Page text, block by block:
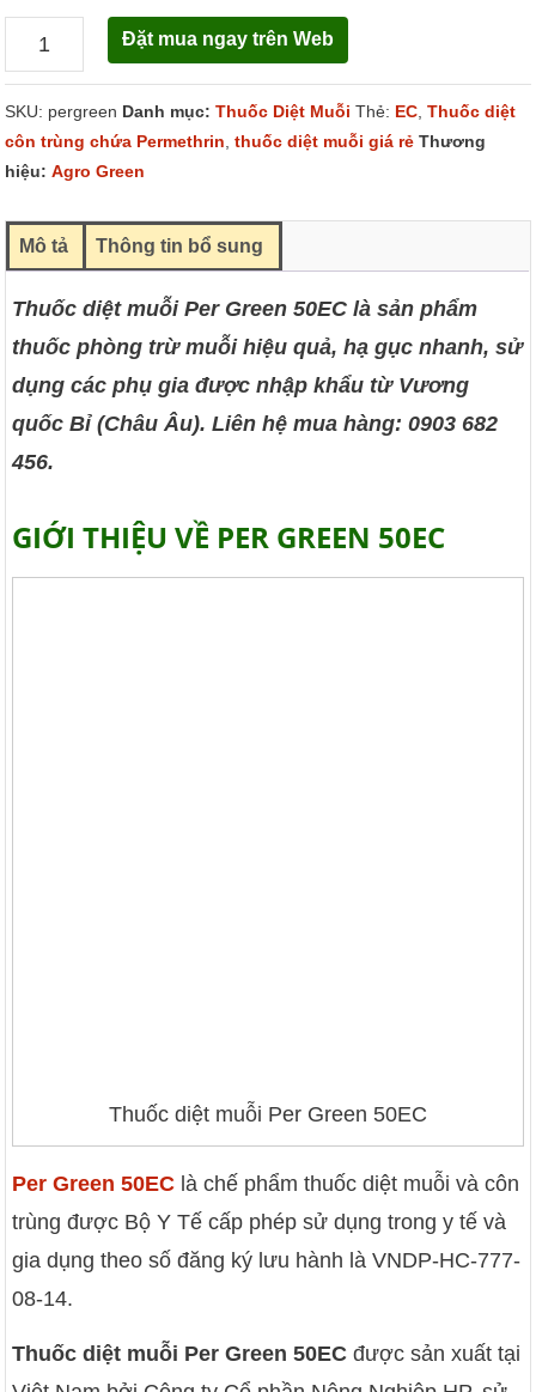
Green
50EC
số
lượng
Đặt mua ngay trên Web
SKU: pergreen Danh mục:Thuốc Diệt Muỗi Thẻ: EC ,Thuốc diệt
côn trùng chứa Permethrin ,thuốc diệt muỗi giá rẻ Thương
hiệu:Agro Green
Mô tả Thông tin bổ sung
Thuốc diệt muỗi Per Green 50EC là sản phẩm
thuốc phòng trừ muỗi hiệu quả, hạ gục nhanh, sử
dụng các phụ gia được nhập khẩu từ Vương
quốc Bỉ (Châu Âu). Liên hệ mua hàng: 0903 682
456.
GIỚI THIỆU VỀ PER GREEN 50EC
Thuốc diệt muỗi Per Green 50EC
Per Green 50EC là chế phẩm thuốc diệt muỗi và côn
trùng được Bộ Y Tế cấp phép sử dụng trong y tế và
gia dụng theo số đăng ký lưu hành là VNDP-HC-777-
08-14.
Thuốc diệt muỗi Per Green 50EC được sản xuất tại